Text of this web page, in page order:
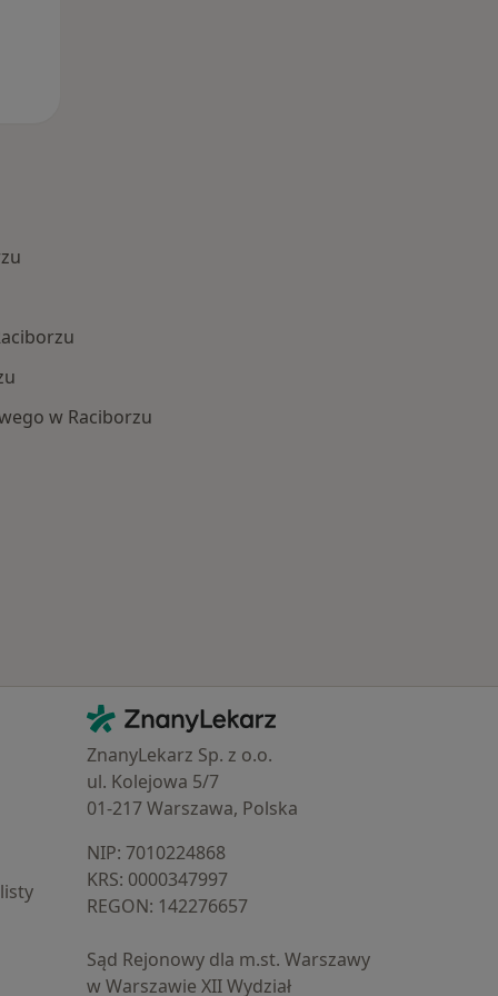
w Raciborzu
Kontakt
ZnanyLekarz - Strona główna
ZnanyLekarz Sp. z o.o.
ul. Kolejowa 5/7
01-217 Warszawa, Polska
NIP: ⁠7010224868
KRS: ⁠0000347997
REGON: ⁠142276657
Sąd Rejonowy dla m.st. Warszawy
w Warszawie XII Wydział